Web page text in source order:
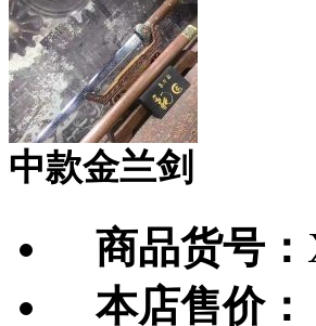
中款金兰剑
商品货号：
本店售价：